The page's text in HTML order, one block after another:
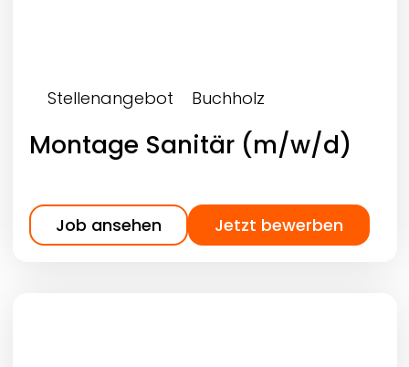
Stellenangebot Buchholz
Montage Sanitär (m/w/d)
Job ansehen Jetzt bewerben